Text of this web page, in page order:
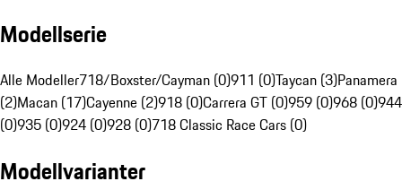
Modellserie
Alle Modeller718/Boxster/Cayman (0)911 (0)Taycan (3)Panamera
(2)Macan (17)Cayenne (2)918 (0)Carrera GT (0)959 (0)968 (0)944
(0)935 (0)924 (0)928 (0)718 Classic Race Cars (0)
Modellvarianter